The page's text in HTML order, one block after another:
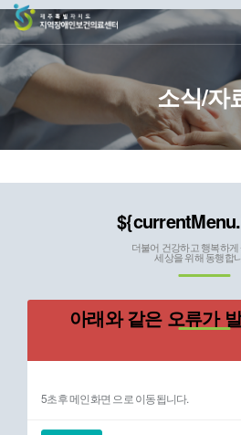
문
바
로
가
소식/자
더불어 건강하고 행복하
세상을 위해 동행합
아래와 같은 오류가
5초후 메인화면 으로 이동됩니다.